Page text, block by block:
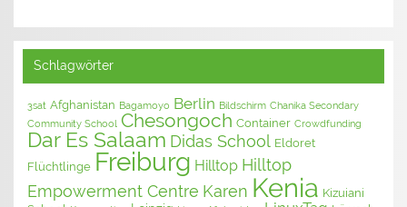
Schlagwörter
3sat Afghanistan Bagamoyo Berlin Bildschirm Chanika Secondary
Community School Chesongoch Container Crowdfunding
Dar Es Salaam Didas School Eldoret
Flüchtlinge Freiburg Hilltop Hilltop
Empowerment Centre Karen Kenia Kizuiani